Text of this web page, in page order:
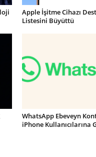
Apple İşitme Cihazı
Listesini Büyüttü
WhatsApp Ebeveyn
iPhone Kullanıcılarına